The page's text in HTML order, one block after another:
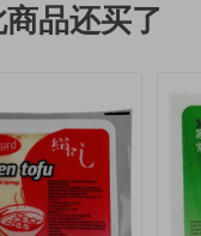
品还买了